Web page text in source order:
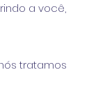
a você,
tratamos